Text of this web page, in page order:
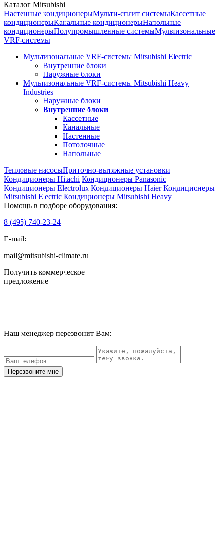
Каталог Mitsubishi
Настенные кондиционерыМульти-сплит системыКассетные
кондиционерыКанальные кондиционерыНапольные
кондиционерыПолупромышленные системыМультизональные
VRF-системы
Мультизональные VRF-системы Mitsubishi Electric
Внутренние блоки
Наружные блоки
Мультизональные VRF-системы Mitsubishi Heavy
Industries
Наружные блоки
Внутренние блоки
Кассетные
Канальные
Настенные
Потолочные
Напольные
Тепловые насосыПриточно-вытяжные установки
Кондиционеры Hitachi Кондиционеры Panasonic
Кондиционеры Electrolux Кондиционеры Haier Кондиционеры
Mitsubishi Electric Кондиционеры Mitsubishi Heavy
Помощь в подборе оборудования:
8 (495) 740-23-24
E-mail:
mail@mitsubishi-climate.ru
Получить коммерческое
предложение
Наш менеджер перезвонит Вам:
Перезвоните мне